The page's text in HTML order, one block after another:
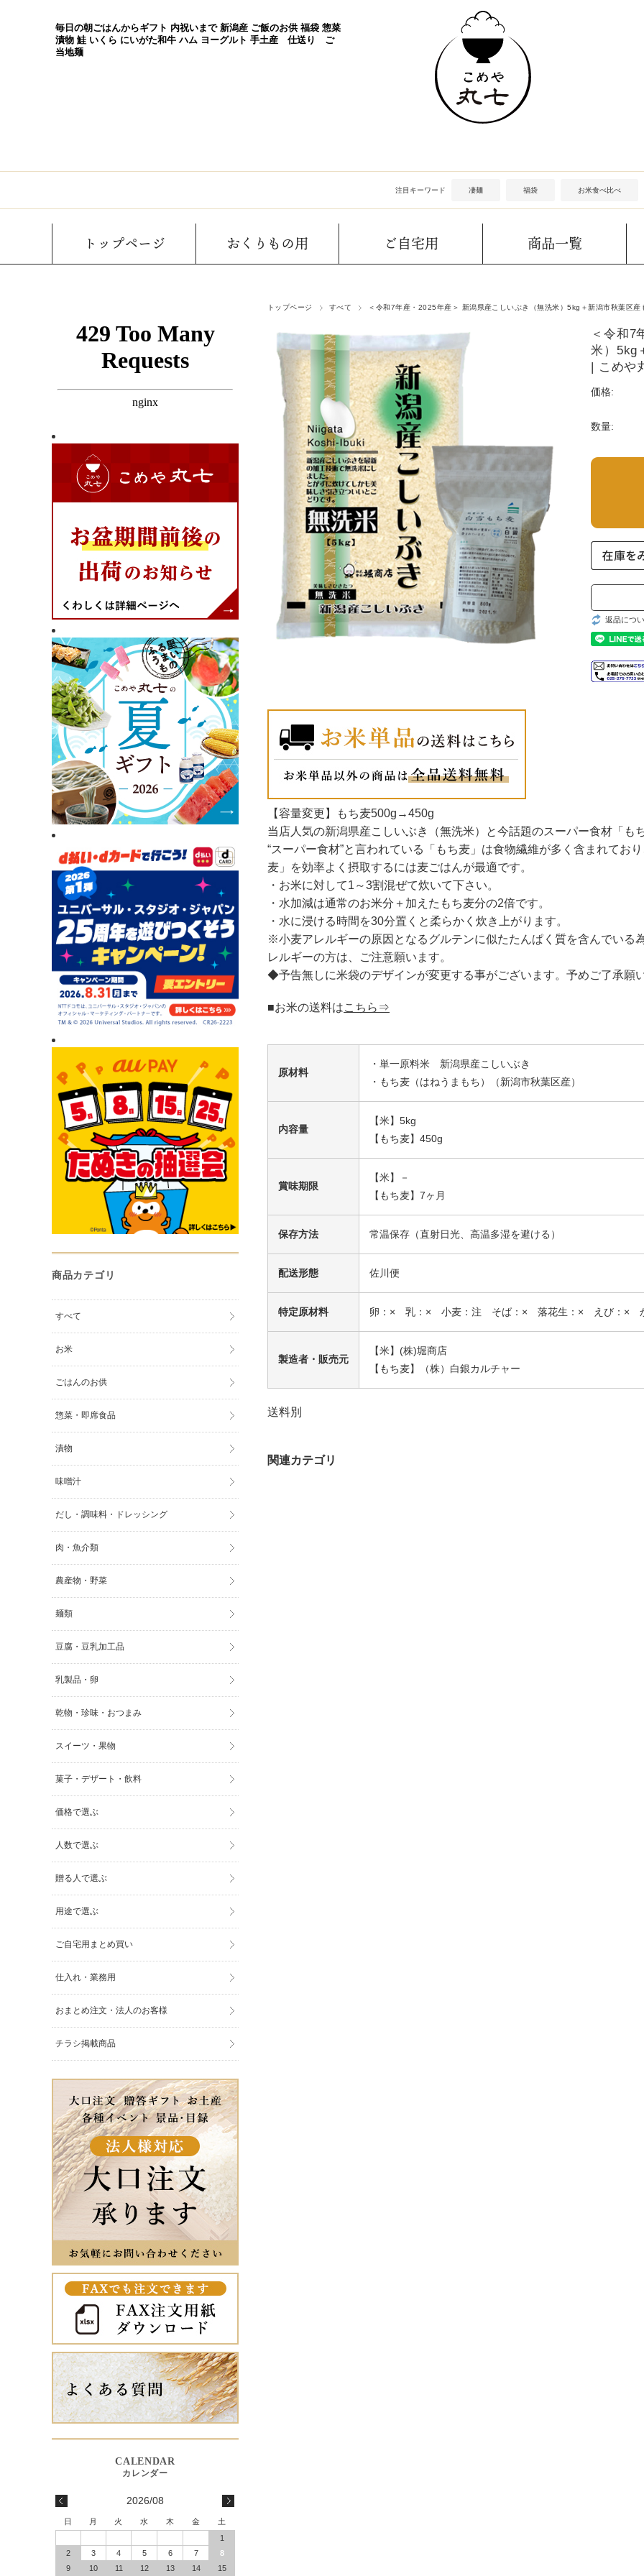
毎日の朝ごはんからギフト 内祝いまで 新潟産 ご飯のお供 福袋 惣菜
漬物 鮭 いくら にいがた和牛 ハム ヨーグルト 手土産 仕送り ご
当地麺
注目キーワード 凄麺 福袋 お米食べ比べ
トップページ おくりもの用 ご自宅用 商品一覧
トップページ すべて ＜令和7年産・2025年産＞ 新潟県産こしいぶき（無洗米）5kg＋新潟市秋葉区
＜令和7
米）5kg
| こめや
価格:
数量:
返品につ
【容量変更】もち麦500g→450g
当店人気の新潟県産こしいぶき（無洗米）と今話題のスーパー食材「も
“スーパー食材”と言われている「もち麦」は食物繊維が多く含まれてお
麦」を効率よく摂取するには麦ごはんが最適です。
・お米に対して1～3割混ぜて炊いて下さい。
・水加減は通常のお米分＋加えたもち麦分の2倍です。
・水に浸ける時間を30分置くと柔らかく炊き上がります。
※小麦アレルギーの原因となるグルテンに似たたんぱく質を含んでいる
レルギーの方は、ご注意願います。
◆予告無しに米袋のデザインが変更する事がございます。予めご了承願
■お米の送料はこちら⇒
原材料
・単一原料米 新潟県産こしいぶき
・もち麦（はねうまもち）（新潟市秋葉区産）
内容量
【米】5kg
【もち麦】450g
賞味期限
【米】－
【もち麦】7ヶ月
保存方法 常温保存（直射日光、高温多湿を避ける）
配送形態 佐川便
特定原材料 卵：× 乳：× 小麦：注 そば：× 落花生：× えび：×
製造者・販売元
【米】(株)堀商店
【もち麦】（株）白銀カルチャー
送料別
商品カテゴリ
すべて
お米
ごはんのお供
惣菜・即席食品
漬物
味噌汁
だし・調味料・ドレッシング
肉・魚介類
農産物・野菜
麺類
豆腐・豆乳加工品
乳製品・卵
乾物・珍味・おつまみ
スイーツ・果物
菓子・デザート・飲料
価格で選ぶ
人数で選ぶ
贈る人で選ぶ
用途で選ぶ
ご自宅用まとめ買い
仕入れ・業務用
おまとめ注文・法人のお客様
チラシ掲載商品
2026/08
日 月 火 水 木 金
土
1
2
3 4 5 6 7
8
9
10 11 12 13 14 15